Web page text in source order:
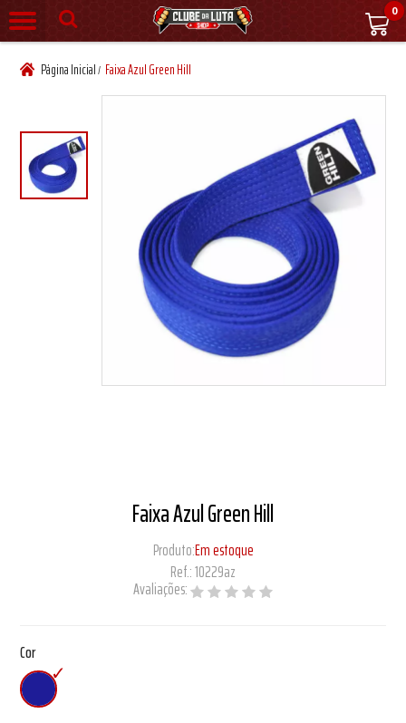
0
Página Inicial/ Faixa Azul Green Hill
Faixa Azul Green Hill
Produto:Em estoque
Ref.:10229az
Avaliações:
Cor